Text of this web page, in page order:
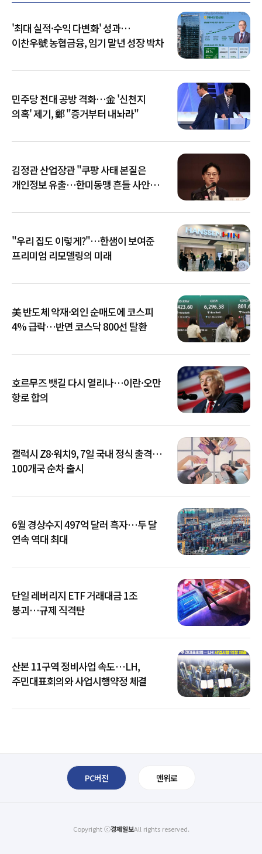
'최대 실적·수익 다변화' 성과…
이찬우號 농협금융, 임기 말년 성장 박차
민주당 전대 공방 격화…金 '신천지
의혹' 제기, 鄭 "증거부터 내놔라"
김정관 산업장관 "쿠팡 사태 본질은
개인정보 유출…한미동맹 흔들 사안
"우리 집도 이렇게?"…한샘이 보여준
프리미엄 리모델링의 미래
美 반도체 악재·외인 순매도에 코스피
4% 급락…반면 코스닥 800선 탈환
호르무즈 뱃길 다시 열리나…이란·오만
항로 합의
갤럭시 Z8·워치9, 7일 국내 정식 출격…
100개국 순차 출시
6월 경상수지 497억 달러 흑자…두 달
연속 역대 최대
단일 레버리지 ETF 거래대금 1조
붕괴…규제 직격탄
산본 11구역 정비사업 속도…LH,
주민대표회의와 사업시행약정 체결
PC버전 맨위로
Copyright ⓒ경제일보All rights reserved.